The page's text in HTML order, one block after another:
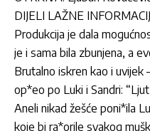
DIJELI LAŽNE
Produkcija je dala
je i sama bila zbunjena, a
Brutalno iskren kao i uvijek
op*eo po Luki i Sandri:
Aneli nikad žešće poni*ila
koje bi ra*orile svakog